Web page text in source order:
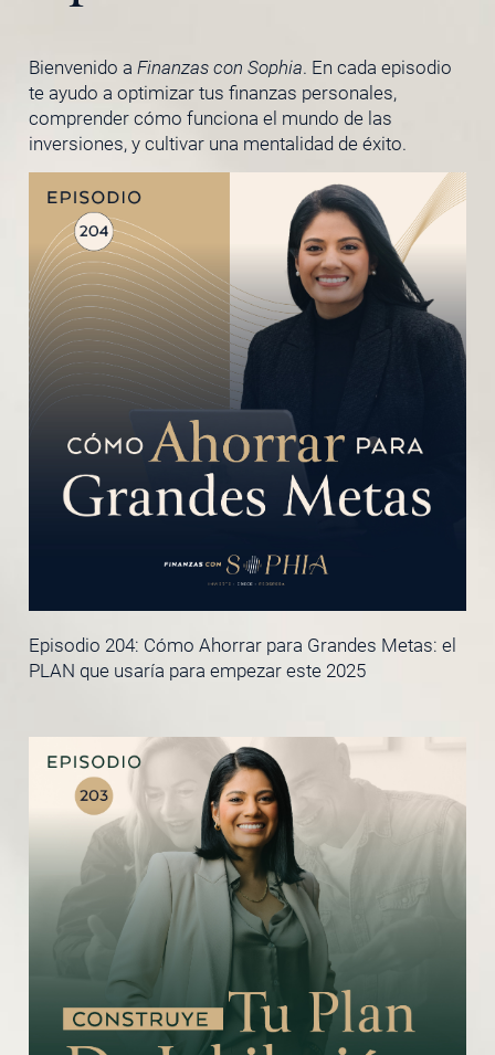
Bienvenido a Finanzas con Sophia. En cada episodio
te ayudo a optimizar tus finanzas personales,
comprender cómo funciona el mundo de las
inversiones, y cultivar una mentalidad de éxito.
Episodio 204: Cómo Ahorrar para Grandes Metas: el
PLAN que usaría para empezar este 2025